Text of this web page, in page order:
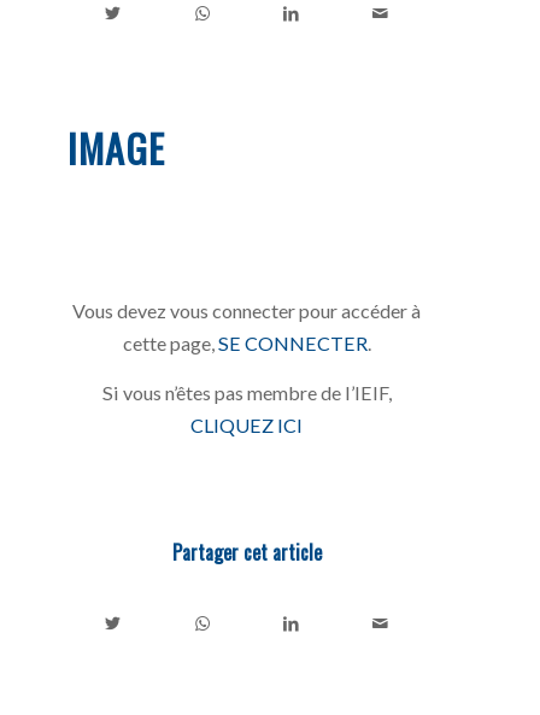
IMAGE
Vous devez vous connecter pour accéder à
cette page,SE CONNECTER.
Si vous n’êtes pas membre de l’IEIF,
CLIQUEZ ICI
Partager cet article